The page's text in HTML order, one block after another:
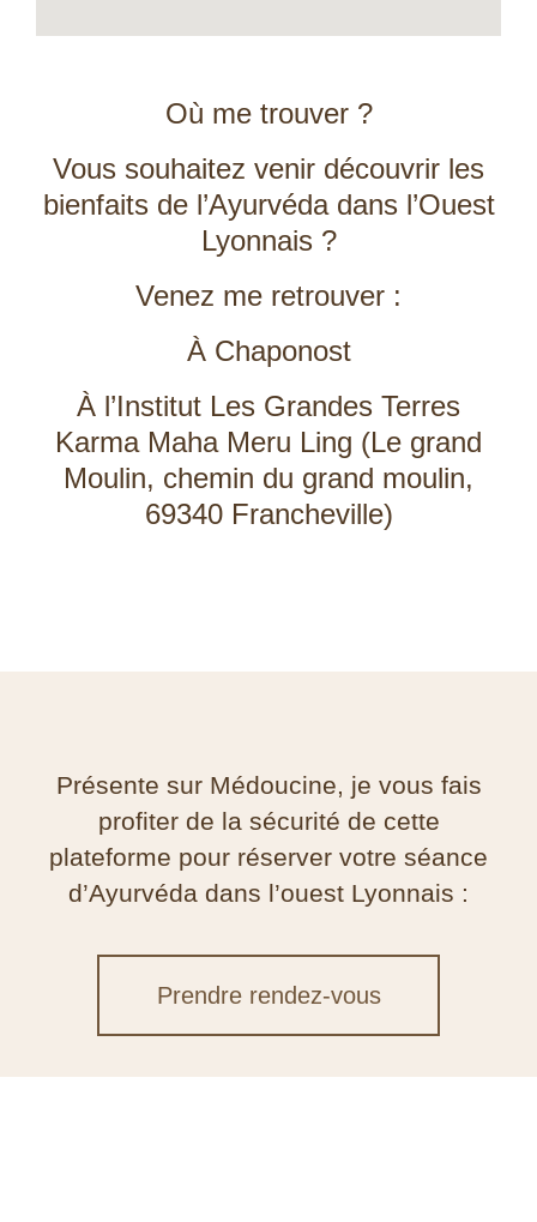
Où me trouver ?
Vous souhaitez venir découvrir les
bienfaits de l’Ayurvéda dans l’Ouest
Lyonnais ?
Venez me retrouver :
À Chaponost
À l’Institut Les Grandes Terres
Karma Maha Meru Ling (Le grand
Moulin, chemin du grand moulin,
69340 Francheville)
Présente sur Médoucine, je vous fais
profiter de la sécurité de cette
plateforme pour réserver votre séance
d’Ayurvéda dans l’ouest Lyonnais :
Prendre rendez-vous